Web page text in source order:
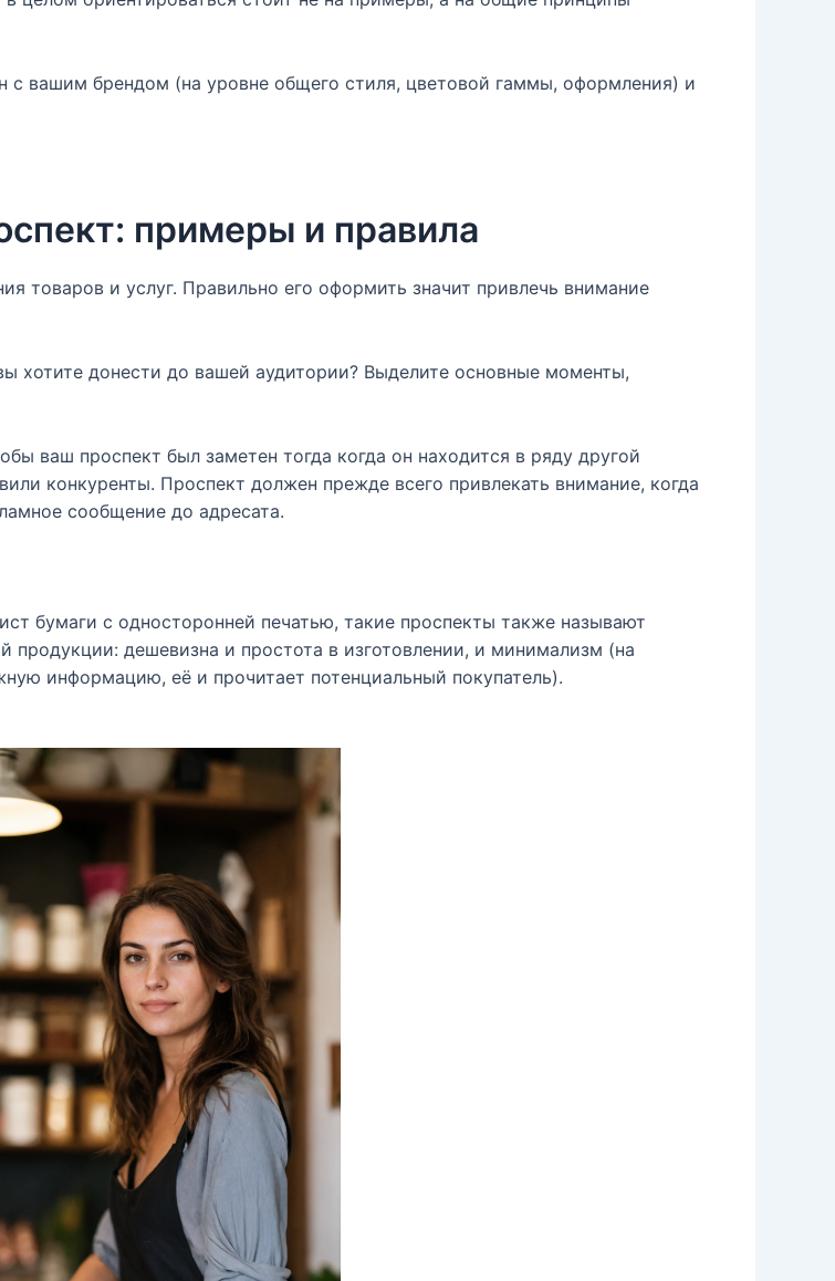
с вашим брендом (на уровне общего стиля, цветовой гаммы, оформления) и
примеры и правила
товаров и услуг. Правильно его оформить значит привлечь внимание
хотите донести до вашей аудитории? Выделите основные моменты,
ваш проспект был заметен тогда когда он находится в ряду другой
конкуренты. Проспект должен прежде всего привлекать внимание, когда
сообщение до адресата.
бумаги с односторонней печатью, такие проспекты также называют
дешевизна и простота в изготовлении, и минимализм (на
информацию, её и прочитает потенциальный покупатель).